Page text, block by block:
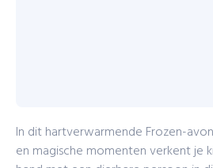
In dit hartverwarmende Frozen-
en magische momenten verkent je